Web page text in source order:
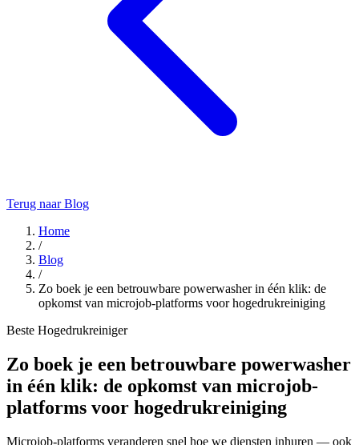
Terug naar Blog
Home
/
Blog
/
Zo boek je een betrouwbare powerwasher in één klik: de
opkomst van microjob-platforms voor hogedrukreiniging
Beste Hogedrukreiniger
Zo boek je een betrouwbare powerwasher
in één klik: de opkomst van microjob-
platforms voor hogedrukreiniging
Microjob-platforms veranderen snel hoe we diensten inhuren — ook